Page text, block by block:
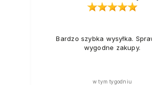
Bardzo szybka wysyłka.
wygodne zakupy.
w tym tygodniu